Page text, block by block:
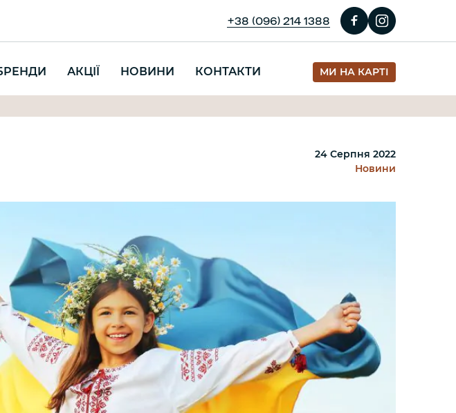
+38 (096) 214 1388
АКЦІЇ НОВИНИ КОНТАКТИ МИ НА КАРТІ
24 Серпня 2022
Новини